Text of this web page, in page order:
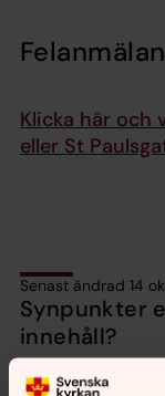
Klicka här och
eller St
Senast ändrad 14
Synpunkter
innehåll?